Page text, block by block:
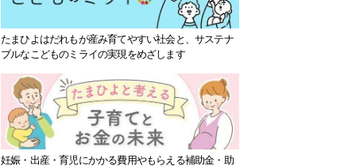
たまひよはだれもが産み育てやすい社会と、サステナ
ブルなこどものミライの実現をめざします
妊娠・出産・育児にかかる費用やもらえる補助金・助